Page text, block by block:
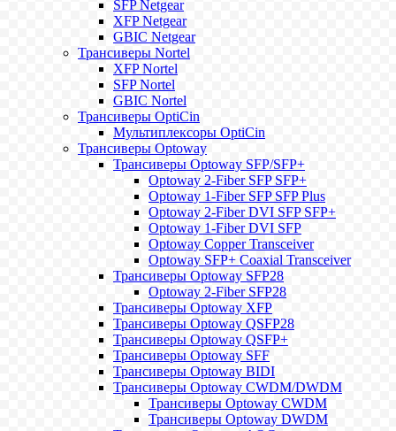
SFP Netgear
XFP Netgear
GBIC Netgear
Трансиверы Nortel
XFP Nortel
SFP Nortel
GBIC Nortel
Трансиверы OptiCin
Мультиплексоры OptiCin
Трансиверы Optoway
Трансиверы Optoway SFP/SFP+
Optoway 2-Fiber SFP SFP+
Optoway 1-Fiber SFP SFP Plus
Optoway 2-Fiber DVI SFP SFP+
Optoway 1-Fiber DVI SFP
Optoway Copper Transceiver
Optoway SFP+ Coaxial Transceiver
Трансиверы Optoway SFP28
Optoway 2-Fiber SFP28
Трансиверы Optoway XFP
Трансиверы Optoway QSFP28
Трансиверы Optoway QSFP+
Трансиверы Optoway SFF
Трансиверы Optoway BIDI
Трансиверы Optoway CWDM/DWDM
Трансиверы Optoway CWDM
Трансиверы Optoway DWDM